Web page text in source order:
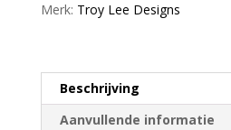
Merk: Troy Lee Designs
Beschrijving
Aanvullende informatie